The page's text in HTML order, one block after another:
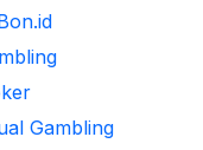
Gambling